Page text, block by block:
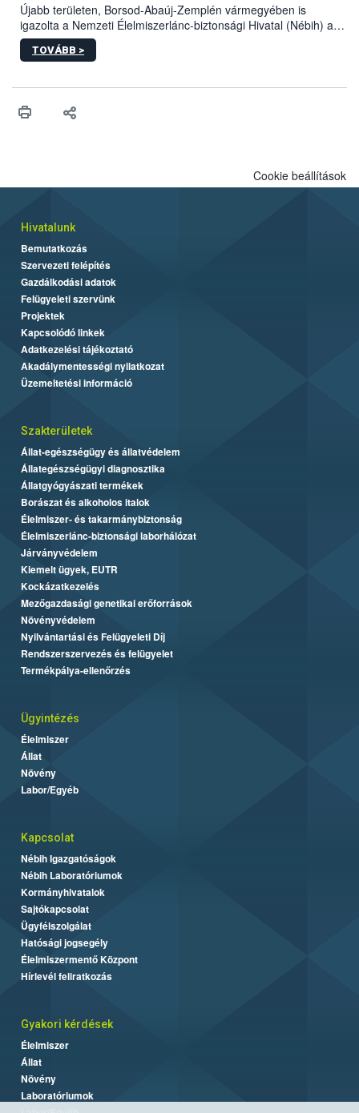
Újabb területen, Borsod-Abaúj-Zemplén vármegyében is
igazolta a Nemzeti Élelmiszerlánc-biztonsági Hivatal (Nébih) a
kőrisrontó karcsúdíszbogár (Agrilus planipennis) jelenlétét. A
kártevőt nem csak színcsapdában találták meg, de már fertőzött
az intenzív felderítést, emellett az intézkedéseket a szlovák
TOVÁBB >
Cookie beállítások
Hivatalunk
Bemutatkozás
Szervezeti felépítés
Gazdálkodási adatok
Felügyeleti szervünk
Projektek
Kapcsolódó linkek
Adatkezelési tájékoztató
Akadálymentességi nyilatkozat
Üzemeltetési információ
Szakterületek
Állat-egészségügy és állatvédelem
Állategészségügyi diagnosztika
Állatgyógyászati termékek
Borászat és alkoholos italok
Élelmiszer- és takarmánybiztonság
Élelmiszerlánc-biztonsági laborhálózat
Járványvédelem
Kiemelt ügyek, EUTR
Kockázatkezelés
Mezőgazdasági genetikai erőforrások
Növényvédelem
Nyilvántartási és Felügyeleti Díj
Rendszerszervezés és felügyelet
Termékpálya-ellenőrzés
Ügyintézés
Élelmiszer
Állat
Növény
Labor/Egyéb
Kapcsolat
Nébih Igazgatóságok
Nébih Laboratóriumok
Kormányhivatalok
Sajtókapcsolat
Ügyfélszolgálat
Hatósági jogsegély
Élelmiszermentő Központ
Hírlevél feliratkozás
Gyakori kérdések
Élelmiszer
Állat
Növény
Laboratóriumok